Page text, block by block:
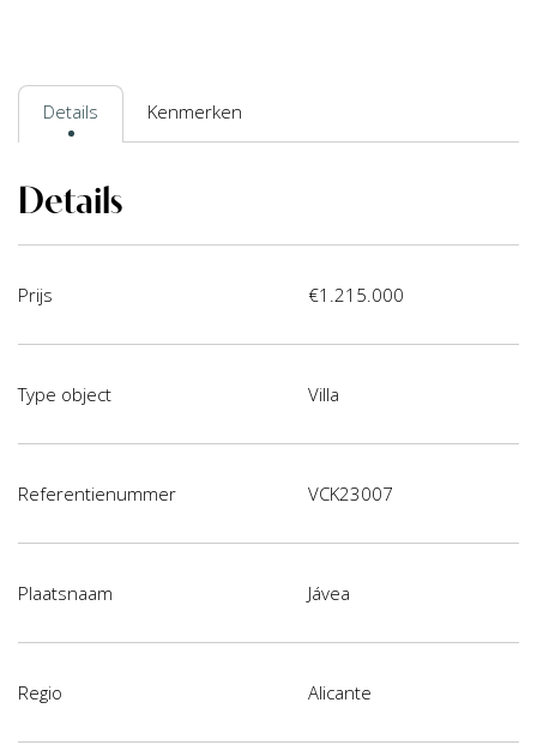
Details Kenmerken
Details
Prijs €1.215.000
Type object Villa
Referentienummer VCK23007
Plaatsnaam Jávea
Regio Alicante